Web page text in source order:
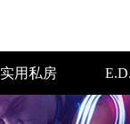
实用私房